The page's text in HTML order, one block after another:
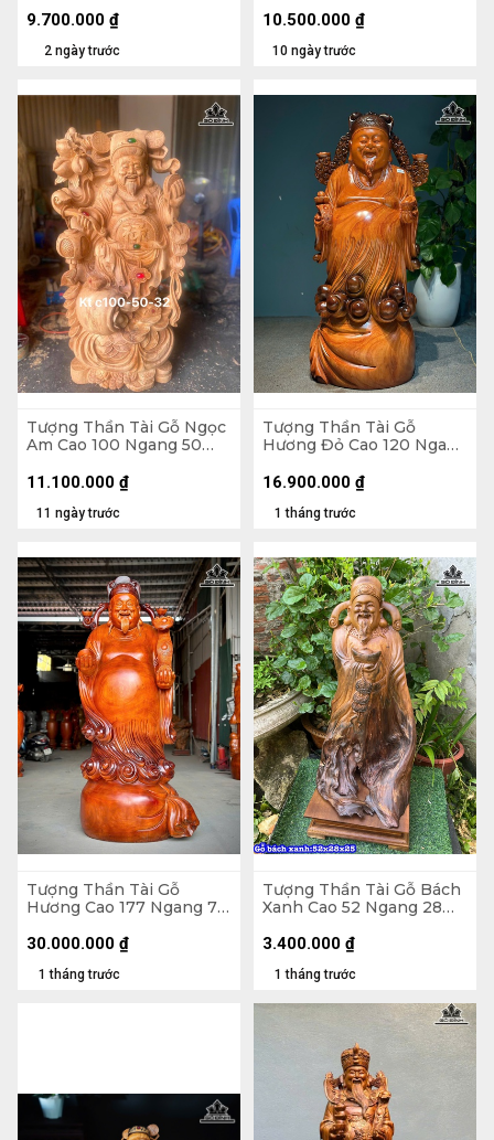
2 ngày trước
9.700.000 ₫
10 ngày trước
10.500.000 ₫
Tượng Thần Tài Gỗ Ngọc
Am Cao 100 Ngang 50
11 ngày trước
11.100.000 ₫
Tượng Thần Tài Gỗ
Hương Đỏ Cao 120 Ngang
1 tháng trước
16.900.000 ₫
Tượng Thần Tài Gỗ
Hương Cao 177 Ngang 77
1 tháng trước
30.000.000 ₫
Tượng Thần Tài Gỗ Bách
Xanh Cao 52 Ngang 28
1 tháng trước
3.400.000 ₫